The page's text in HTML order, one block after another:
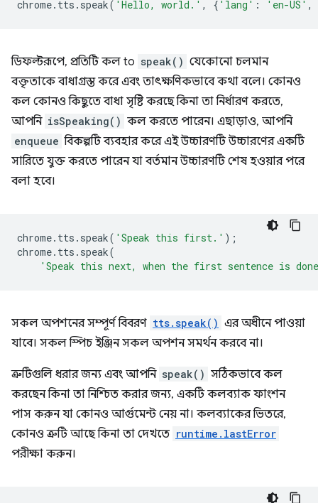
chrome. tts . speak( 'Hello, world.' , { 'lang' : 'en-US' ,
ডিফল্টরূপে, প্রতিটি কল to speak() যেকোনো চলমান
বক্তৃতাকে বাধাগ্রস্ত করে এবং তাৎক্ষণিকভাবে কথা বলে। কোনও
কল কোনও কিছুতে বাধা সৃষ্টি করছে কিনা তা নির্ধারণ করতে,
আপনি isSpeaking() কল করতে পারেন। এছাড়াও, আপনি
enqueue বিকল্পটি ব্যবহার করে এই উচ্চারণটি উচ্চারণের একটি
সারিতে যুক্ত করতে পারেন যা বর্তমান উচ্চারণটি শেষ হওয়ার পরে
বলা হবে।
chrome. tts . speak( 'Speak this first.' );
chrome. tts . speak(
'Speak this next, when the first sentence is
সকল অপশনের সম্পূর্ণ বিবরণ tts.speak() এর অধীনে পাওয়া
যাবে। সকল স্পিচ ইঞ্জিন সকল অপশন সমর্থন করবে না।
ত্রুটিগুলি ধরার জন্য এবং আপনি speak() সঠিকভাবে কল
করছেন কিনা তা নিশ্চিত করার জন্য, একটি কলব্যাক ফাংশন
পাস করুন যা কোনও আর্গুমেন্ট নেয় না। কলব্যাকের ভিতরে,
কোনও ত্রুটি আছে কিনা তা দেখতে runtime.lastError
পরীক্ষা করুন।